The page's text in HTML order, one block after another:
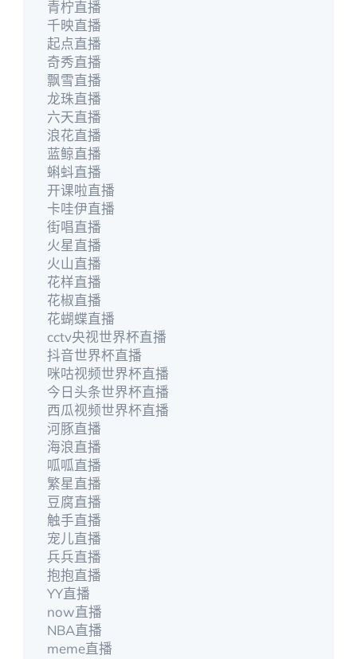
青柠直播
千映直播
起点直播
奇秀直播
飘雪直播
龙珠直播
六天直播
浪花直播
蓝鲸直播
蝌蚪直播
开课啦直播
卡哇伊直播
街唱直播
火星直播
火山直播
花样直播
花椒直播
花蝴蝶直播
cctv央视世界杯直播
抖音世界杯直播
咪咕视频世界杯直播
今日头条世界杯直播
西瓜视频世界杯直播
河豚直播
海浪直播
呱呱直播
繁星直播
豆腐直播
触手直播
宠儿直播
兵兵直播
抱抱直播
YY直播
now直播
NBA直播
meme直播